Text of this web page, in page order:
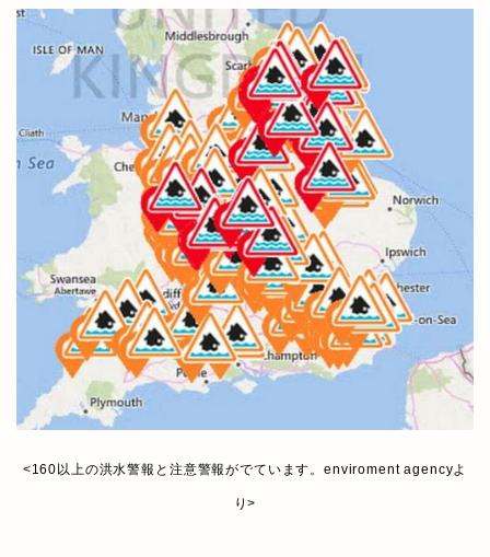
<160以上の洪水警報と注意警報がでています。enviroment agencyよ
り>